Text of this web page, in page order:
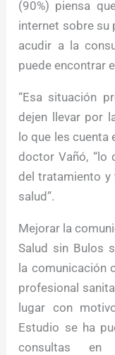
(90%) piensa
internet sobre su
acudir a la
puede encontrar
“Esa situación
dejen llevar por
lo que les cuenta
doctor Vañó, “lo
del tratamiento y
salud”.
Mejorar la
Salud sin Bulos
la comunicación
profesional
lugar con
Estudio se ha
consultas en